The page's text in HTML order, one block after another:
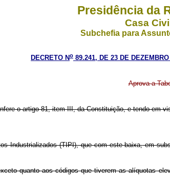
Presidência da
Casa Civil
Subchefia para
DECRETO No 89.241, DE 23 DE
Aprova a
o artigo 81, item III, da Constituição, e tendo em
Industrializados (TIPI), que com este baixa, em
quanto aos códigos que tiverem as alíquotas